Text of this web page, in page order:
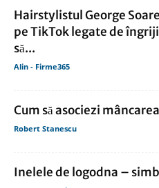
Hairstylistul George
pe TikTok legate de
să...
Alin - Firme365
Cum să asociezi
Robert Stanescu
Inelele de logodna –